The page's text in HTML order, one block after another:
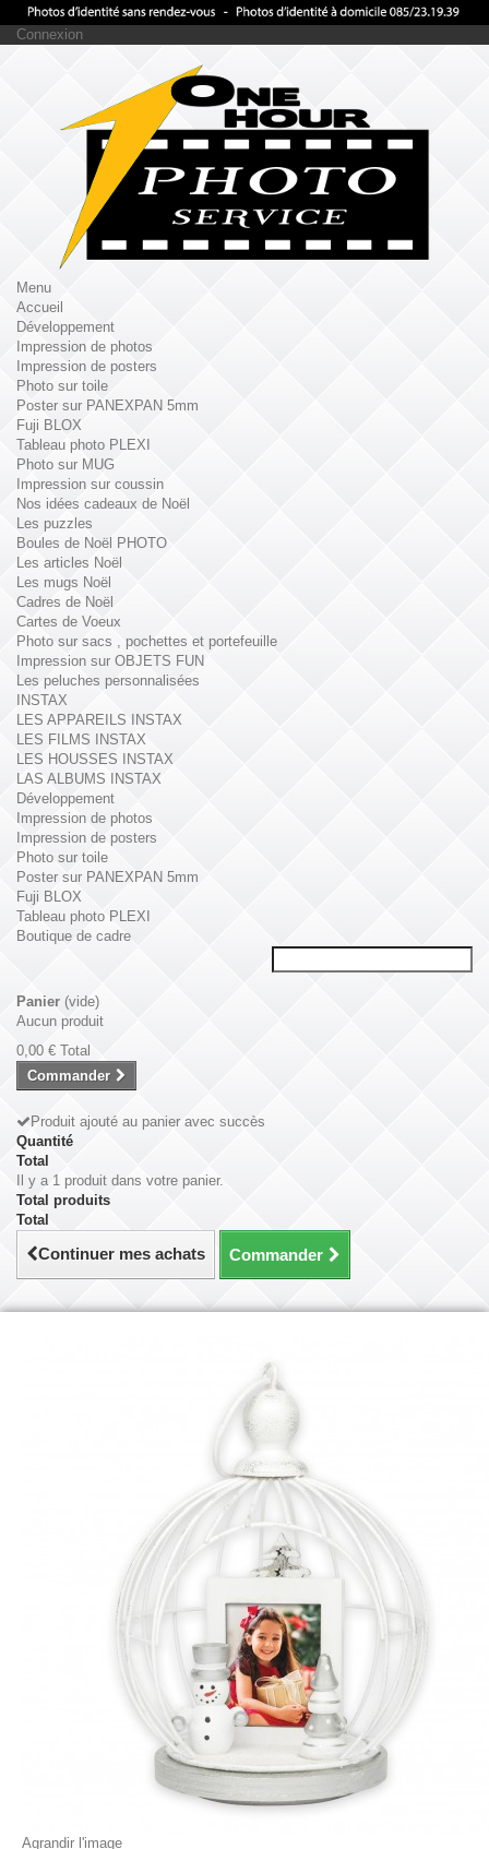
Connexion
Menu
Accueil
Développement
Impression de photos
Impression de posters
Photo sur toile
Poster sur PANEXPAN 5mm
Fuji BLOX
Tableau photo PLEXI
Photo sur MUG
Impression sur coussin
Nos idées cadeaux de Noël
Les puzzles
Boules de Noël PHOTO
Les articles Noël
Les mugs Noël
Cadres de Noël
Cartes de Voeux
Photo sur sacs , pochettes et portefeuille
Impression sur OBJETS FUN
Les peluches personnalisées
INSTAX
LES APPAREILS INSTAX
LES FILMS INSTAX
LES HOUSSES INSTAX
LAS ALBUMS INSTAX
Développement
Impression de photos
Impression de posters
Photo sur toile
Poster sur PANEXPAN 5mm
Fuji BLOX
Tableau photo PLEXI
Boutique de cadre
Panier (vide)
Aucun produit
0,00 € Total
Commander
Produit ajouté au panier avec succès
Quantité
Total
Il y a 1 produit dans votre panier.
Total produits
Total
Continuer mes achats Commander
Agrandir l'image